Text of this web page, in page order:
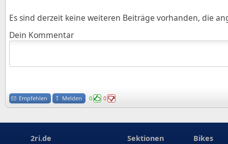
Es sind derzeit keine weiteren Beiträge vorhanden, die
Dein Kommentar
Empfehlen Melden 0 0
2ri.de Sektionen Bikes